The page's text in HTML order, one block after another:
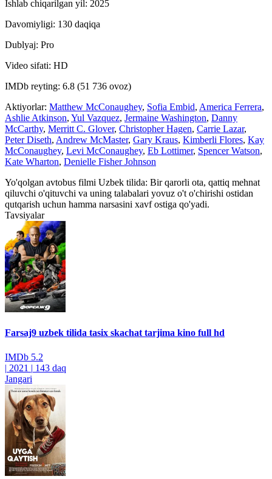
Ishlab chiqarilgan yil: 2025
Davomiyligi: 130 daqiqa
Dublyaj: Pro
Video sifati: HD
IMDb reyting: 6.8 (51 736 ovoz)
Aktiyorlar: Matthew McConaughey, Sofia Embid, America Ferrera,
Ashlie Atkinson, Yul Vazquez, Jermaine Washington, Danny
McCarthy, Merritt C. Glover, Christopher Hagen, Carrie Lazar,
Peter Diseth, Andrew McMaster, Gary Kraus, Kimberli Flores, Kay
McConaughey, Levi McConaughey, Eb Lottimer, Spencer Watson,
Kate Wharton, Denielle Fisher Johnson
Yo'qolgan avtobus filmi Uzbek tilida: Bir qarorli ota, qattiq mehnat
qiluvchi o'qituvchi va uning talabalari yovuz o't o'chirishi ostidan
qutqarish uchun hamma narsasini xavf ostiga qo'yadi.
Tavsiyalar
Farsaj9 uzbek tilida tasix skachat tarjima kino full hd
IMDb 5.2
| 2021 | 143 daq
Jangari